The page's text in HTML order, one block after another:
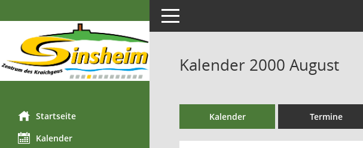
Startseite
Kalender
Toggle navigation
Kalender 2000 August
Kalender Termine